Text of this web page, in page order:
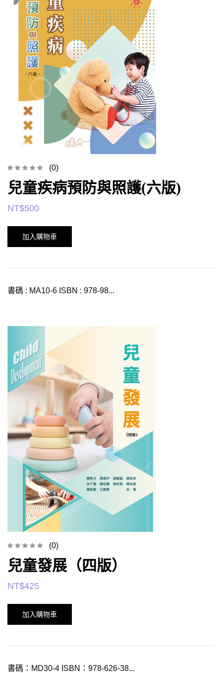
(0)
兒童疾病預防與照護(六版)
NT$500
加入購物車
書碼 : MA10-6 ISBN : 978-98...
(0)
兒童發展（四版）
NT$425
加入購物車
書碼：MD30-4 ISBN：978-626-38...